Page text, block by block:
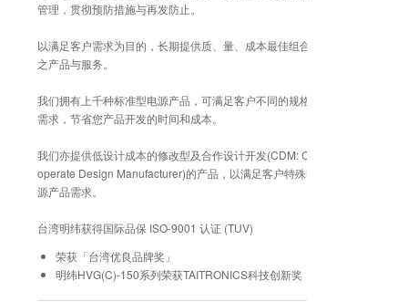
管理，贯彻预防措施与再发防止。
以满足客户需求为目的，长期提供质、量、成本最佳组合
之产品与服务。
我们拥有上千种标准型电源产品，可满足客户不同的规格
需求，节省您产品开发的时间和成本。
我们亦提供低设计成本的修改型及合作设计开发(CDM: Co
operate Design Manufacturer)的产品，以满足客户特殊电
源产品需求。
台湾明纬获得国际品保 ISO-9001 认证 (TUV)
荣获「台湾优良品牌奖」
明纬HVG(C)-150系列荣获TAITRONICS科技创新奖